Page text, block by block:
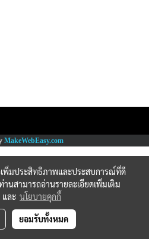
MakeWebEasy.com
เพิ่มประสิทธิภาพและประสบการณ์ที่ดี
านสามารถอ่านรายละเอียดเพิ่มเติม
และ นโยบายคุกกี้
ยอมรับทั้งหมด